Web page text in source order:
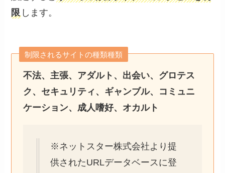
限 します。
制限されるサイトの種類種類
不法、主張、アダルト、出会い、グロテス
ク、セキュリティ、ギャンブル、コミュニ
ケーション、成人嗜好、オカルト
※ネットスター株式会社より提
供されたURLデータベースに登